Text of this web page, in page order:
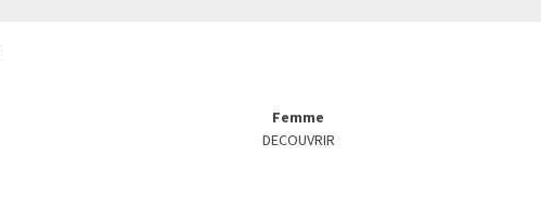
Femme
DECOUVRIR